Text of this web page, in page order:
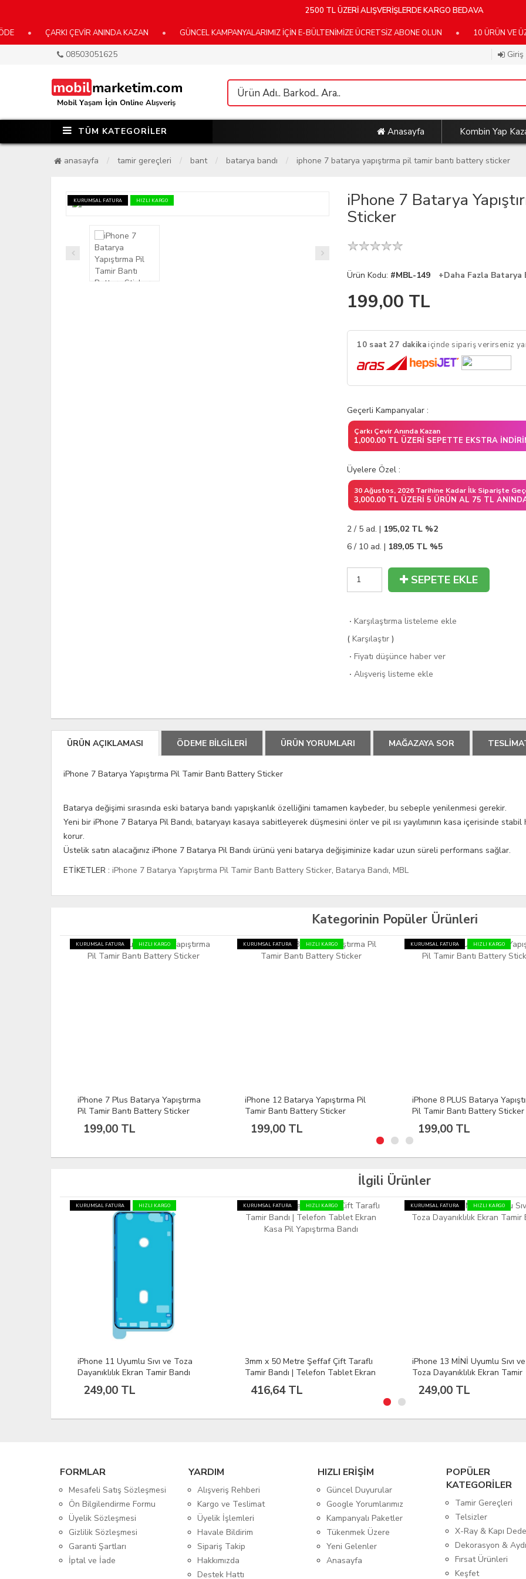
2500 TL ÜZERİ ALIŞVERİŞLERDE KARGO BEDAVA
• ÇARKI ÇEVİR ANINDA KAZAN • GÜNCEL KAMPANYALARIMIZ İÇİN E-BÜLTENİMİZE ÜCRETSİZ ABONE OLUN • 10 ÜRÜN VE ÜZERİ
08503051625 Giriş
TÜM KATEGORİLER Anasayfa Kombin Yap
anasayfa tamir gereçleri bant batarya bandı iphone 7 batarya yapıştırma pil tamir bantı battery sticker
KURUMSAL FATURA HIZLI KARGO iPhone 7 Batarya
Sticker
Ürün Kodu: #MBL-149 +Daha Fazla Batarya
199,00 TL
10 saat 27 dakikaiçinde sipariş verirseniz
Geçerli Kampanyalar :
Çarkı Çevir Anında Kazan
1,000.00 TL ÜZERI SEPETTE EKSTRA
Üyelere Özel :
30 Ağustos, 2026 Tarihine Kadar İlk Siparişte
3,000.00 TL ÜZERI 5 ÜRÜN AL 75 TL
2 / 5 ad. | 195,02 TL %2
6 / 10 ad. | 189,05 TL %5
SEPETE EKLE
·Karşılaştırma listeleme ekle
(Karşılaştır )
·Fiyatı düşünce haber ver
·Alışveriş listeme ekle
ÜRÜN AÇIKLAMASI ÖDEME BİLGİLERİ ÜRÜN YORUMLARI MAĞAZAYA SOR
iPhone 7 Batarya Yapıştırma Pil Tamir Bantı Battery Sticker
Batarya değişimi sırasında eski batarya bandı yapışkanlık özelliğini tamamen kaybeder, bu sebeple yenilenmesi gerekir.
Yeni bir iPhone 7 Batarya Pil Bandı, bataryayı kasaya sabitleyerek düşmesini önler ve pil ısı yayılımının kasa içerisinde
korur.
Üstelik satın alacağınız iPhone 7 Batarya Pil Bandı ürünü yeni batarya değişiminize kadar uzun süreli performans sağlar.
ETİKETLER : iPhone 7 Batarya Yapıştırma Pil Tamir Bantı Battery Sticker, Batarya Bandı, MBL
Kategorinin Popüler Ürünleri
KURUMSAL FATURA HIZLI KARGO
iPhone 12 Batarya Yapıştırma Pil
Tamir Bantı Battery Sticker
199,00 TL
KURUMSAL FATURA HIZLI KARGO
iPhone 8 PLUS Batarya Yapıştırma
Pil Tamir Bantı Battery Sticker
199,00 TL
KURUMSAL FATURA HIZLI KARGO
iPhone 12 Pro Max Batarya
Yapıştırma Pil Tamir Bantı
Sticker
199,00 TL
İlgili Ürünler
KURUMSAL FATURA HIZLI KARGO
3mm x 50 Metre Şeffaf Çift Taraflı
Tamir Bandı | Telefon Tablet Ekran
Kasa Pil Yapıştırma Bandı
416,64 TL
KURUMSAL FATURA HIZLI KARGO
iPhone 13 MİNİ Uyumlu Sıvı ve
Toza Dayanıklılık Ekran Tamir
Bandı
249,00 TL
KURUMSAL FATURA HIZLI KARGO
1mm x 50 Metre Şeffaf Çift
Bant | Telefon Tablet Ekran Pil
Kasa Kapak Tamir Bandı
312,00 TL
FORMLAR
Mesafeli Satış Sözleşmesi
Ön Bilgilendirme Formu
Üyelik Sözleşmesi
Gizlilik Sözleşmesi
Garanti Şartları
İptal ve İade
YARDIM
Alışveriş Rehberi
Kargo ve Teslimat
Üyelik İşlemleri
Havale Bildirim
Sipariş Takip
Hakkımızda
Destek Hattı
HIZLI ERİŞİM
Güncel Duyurular
Google Yorumlarımız
Kampanyalı Paketler
Tükenmek Üzere
Yeni Gelenler
Anasayfa
POPÜLER
KATEGORİLER
Tamir Gereçleri
Telsizler
X-Ray & Kapı
Dekorasyon &
Fırsat Ürünleri
Keşfet